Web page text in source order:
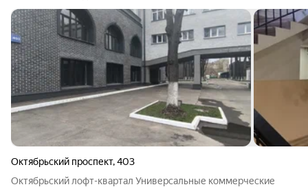
Октябрьский проспект,403
Октябрьский лофт-квартал Универсальные коммерческие